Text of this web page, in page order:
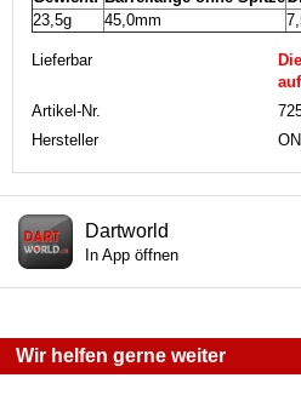
23,5g
45,0mm
Lieferbar
Artikel-Nr.
Hersteller
Dartworld
In App öffnen
Wir helfen gerne weiter